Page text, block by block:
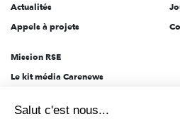
Actualités
Appels à projets
Mission RSE
Le kit média Carenews
AEF info
Salut c'est nous...